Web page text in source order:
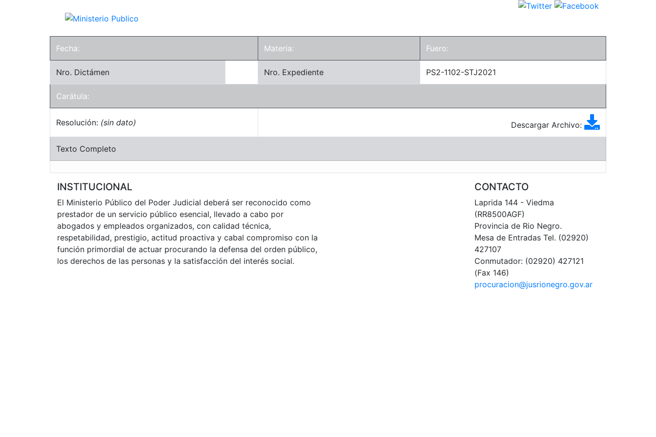
Fecha: Materia: Fuero:
Nro. Dictámen Nro. Expediente PS2-1102-STJ2021
Carátula:
Resolución: (sin dato) Descargar Archivo:
Texto Completo
INSTITUCIONAL
El Ministerio Público del Poder Judicial deberá ser reconocido como
prestador de un servicio público esencial, llevado a cabo por
abogados y empleados organizados, con calidad técnica,
respetabilidad, prestigio, actitud proactiva y cabal compromiso con la
función primordial de actuar procurando la defensa del orden público,
los derechos de las personas y la satisfacción del interés social.
CONTACTO
Laprida 144 - Viedma
(RR8500AGF)
Provincia de Rio Negro.
Mesa de Entradas Tel. (02920)
427107
Conmutador: (02920) 427121
(Fax 146)
procuracion@jusrionegro.gov.ar